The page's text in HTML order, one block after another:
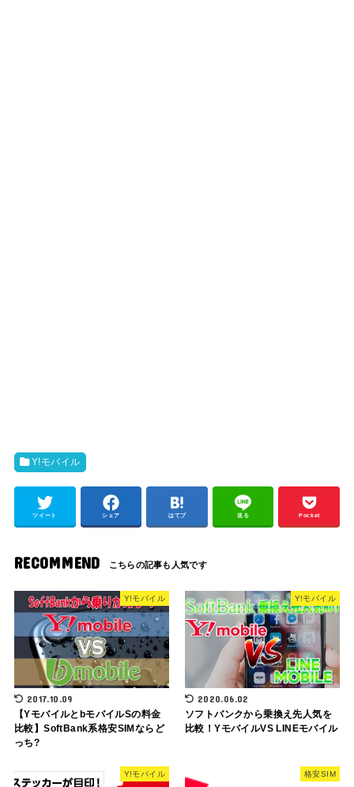
Y!モバイル
ツイート シェア はてブ 送る Pocket
RECOMMEND
Y!モバイル
2017.10.09
【YモバイルとbモバイルSの料金
比較】SoftBank系格安SIMならど
っち?
Y!モバイル
2020.06.02
ソフトバンクから乗換え先人気を
比較！YモバイルVS LINEモバイル
Y!モバイル 格安SIM